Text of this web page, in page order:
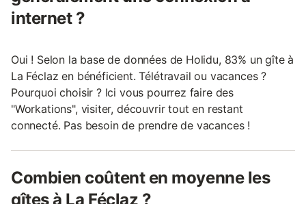
internet ?
Oui ! Selon la base de données de Holidu, 83% un gîte à
La Féclaz en bénéficient. Télétravail ou vacances ?
Pourquoi choisir ? Ici vous pourrez faire des
"Workations", visiter, découvrir tout en restant
connecté. Pas besoin de prendre de vacances !
Combien coûtent en moyenne les
gîtes à La Féclaz ?